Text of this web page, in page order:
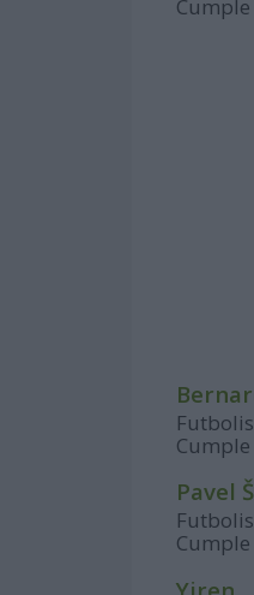
Cumple
Cumple
Pavel